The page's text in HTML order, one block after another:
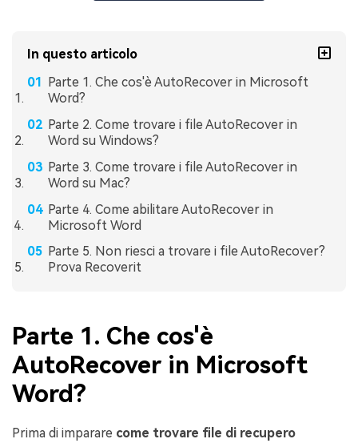
In questo articolo
Parte 1. Che cos'è AutoRecover in Microsoft
Word?
Parte 2. Come trovare i file AutoRecover in
Word su Windows?
Parte 3. Come trovare i file AutoRecover in
Word su Mac?
Parte 4. Come abilitare AutoRecover in
Microsoft Word
Parte 5. Non riesci a trovare i file AutoRecover?
Prova Recoverit
Parte 1. Che cos'è
AutoRecover in Microsoft
Word?
Prima di imparare come trovare file di recupero